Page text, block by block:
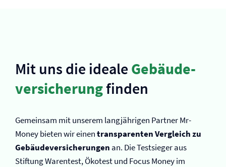
Mit uns die ideale Gebäude­
versicherungfinden
Gemeinsam mit unserem langjährigen Partner Mr-
Money bieten wir einentransparenten Vergleich zu
Gebäude­versicherungen an. Die Testsieger aus
Stiftung Warentest, Ökotest und Focus Money im